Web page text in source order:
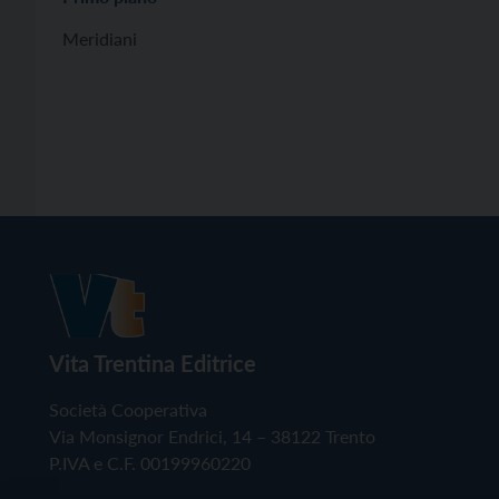
Meridiani
Vita Trentina Editrice
Società Cooperativa
Via Monsignor Endrici, 14 – 38122 Trento
P.IVA e C.F. 00199960220